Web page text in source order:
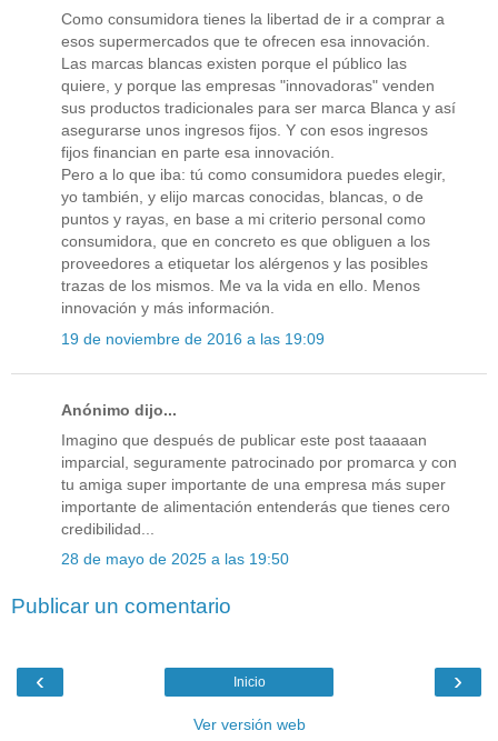
Como consumidora tienes la libertad de ir a comprar a
esos supermercados que te ofrecen esa innovación.
Las marcas blancas existen porque el público las
quiere, y porque las empresas "innovadoras" venden
sus productos tradicionales para ser marca Blanca y así
asegurarse unos ingresos fijos. Y con esos ingresos
fijos financian en parte esa innovación.
Pero a lo que iba: tú como consumidora puedes elegir,
yo también, y elijo marcas conocidas, blancas, o de
puntos y rayas, en base a mi criterio personal como
consumidora, que en concreto es que obliguen a los
proveedores a etiquetar los alérgenos y las posibles
trazas de los mismos. Me va la vida en ello. Menos
innovación y más información.
19 de noviembre de 2016 a las 19:09
Anónimo dijo...
Imagino que después de publicar este post taaaaan
imparcial, seguramente patrocinado por promarca y con
tu amiga super importante de una empresa más super
importante de alimentación entenderás que tienes cero
credibilidad...
28 de mayo de 2025 a las 19:50
Publicar un comentario
‹ ›
Inicio
Ver versión web